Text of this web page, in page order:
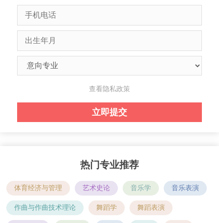
查看隐私政策
热门专业推荐
体育经济与管理 艺术史论 音乐学 音乐表演
作曲与作曲技术理论 舞蹈学 舞蹈表演